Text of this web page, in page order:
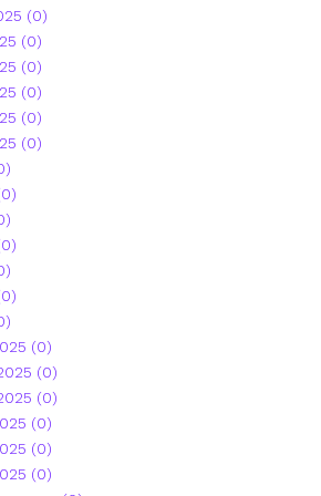
(0)
(0)
(0)
(0)
(0)
(0)
(0)
(0)
(0)
(0)
(0)
(0)